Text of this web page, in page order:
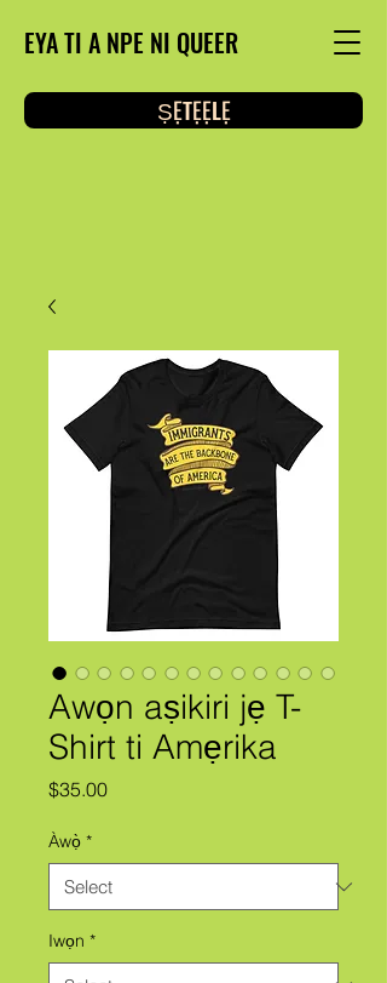
EYA TI A NPE NI QUEER
ṢẸTẸẸLẸ
Awọn aṣikiri jẹ T-
Shirt ti Amẹrika
$35.00Price
Àwọ̀ *
Iwọn *